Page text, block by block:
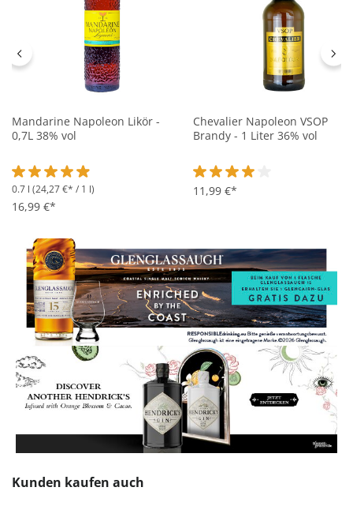
Mandarine Napoleon Likör -
0,7L 38% vol
Durchschnittliche Bewertung von 4.9 von 5 Sternen
0.7 l (24,27 €* / 1 l)
16,99 €*
Chevalier Napoleon VSOP
Brandy - 1 Liter 36% vol
Durchschnittliche
11,99 €*
Produktgalerie überspringen
Kunden kaufen auch